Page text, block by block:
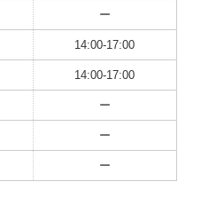
ー
14:00-17:00
14:00-17:00
ー
ー
ー